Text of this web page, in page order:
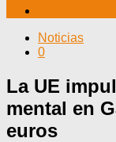
Noticias
0
La UE
mental en
euros